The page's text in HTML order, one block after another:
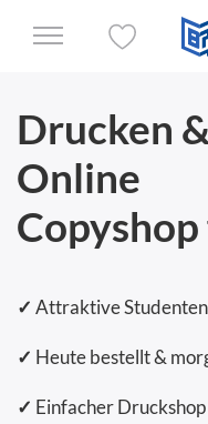
Drucken
Online
✓ Attraktive
✓ Heute bestellt &
✓ Einfacher